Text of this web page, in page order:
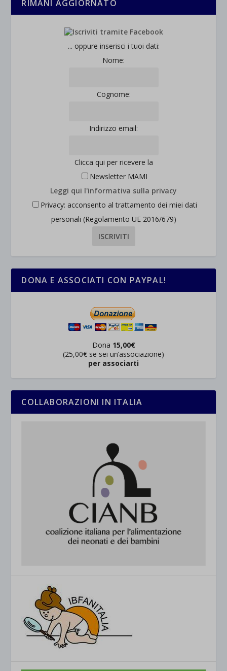
RIMANI AGGIORNATO
... oppure inserisci i tuoi dati:
Nome:
Cognome:
Indirizzo email:
Clicca qui per ricevere la
Newsletter MAMI
Leggi qui l'informativa sulla privacy
Privacy: acconsento al trattamento dei miei dati
personali (Regolamento UE 2016/679)
DONA E ASSOCIATI CON PAYPAL!
Dona 15,00€
(25,00€ se sei un’associazione)
per associarti
COLLABORAZIONI IN ITALIA